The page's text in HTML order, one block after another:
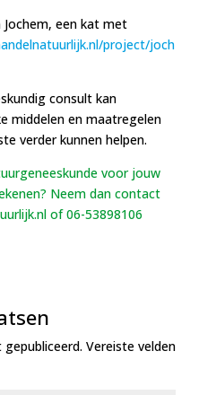
Jochem, een kat met
project/joch
consult kan
middelen en maatregelen
verder kunnen helpen.
voor jouw
Neem dan contact
of 06-53898106
Vereiste velden